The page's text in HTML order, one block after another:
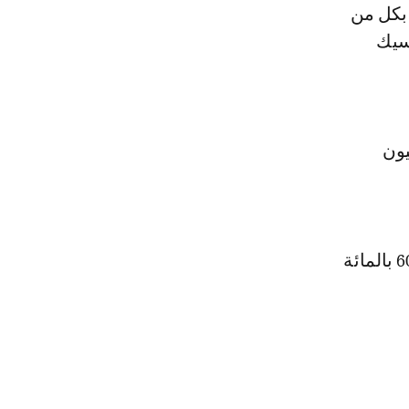
بكل من
مبلغا ماليا يقدر بـ450 مليون
وتقدر المساهمة المالية لجماعة الدار البيضاء في إنجاز هذه المحطات بـ60 بالمائة